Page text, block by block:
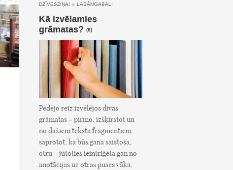
DZĪVESZIŅAI » LASĀMGABALI
Kā izvēlamies
grāmatas? (8)
Pēdējo reiz izvēlējos divas
grāmatas – pirmo, izšķirstot un
no dažiem teksta fragmentiem
saprotot, ka būs gana saistoša,
otru – jūtoties ieintriģēta gan no
anotācijas uz otras puses vāka,